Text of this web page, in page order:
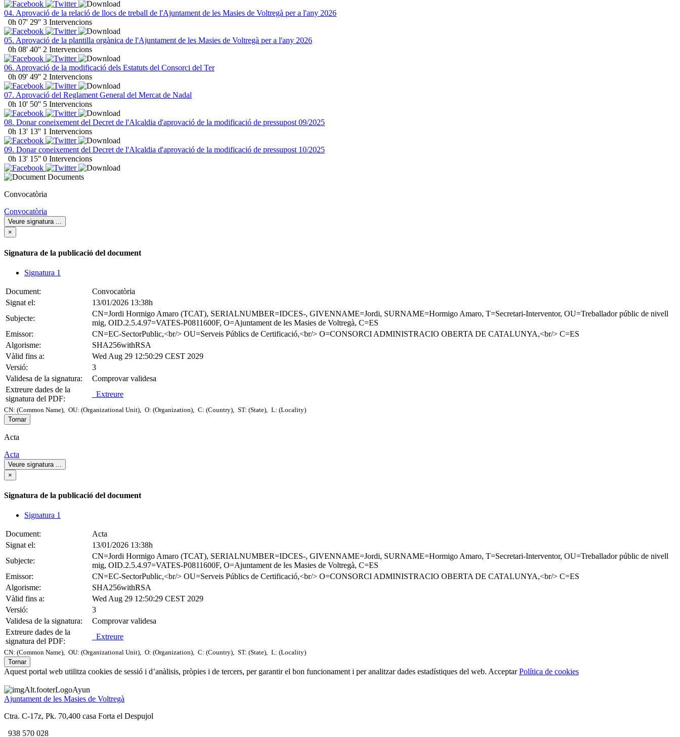
04. Aprovació de la relació de llocs de treball de l'Ajuntament de les Masies de Voltregà per a l'any 2026
0h 07' 29'' 3 Intervencions
05. Aprovació de la plantilla orgànica de l'Ajuntament de les Masies de Voltregà per a l'any 2026
0h 08' 40'' 2 Intervencions
06. Aprovació de la modificació dels Estatuts del Consorci del Ter
0h 09' 49'' 2 Intervencions
07. Aprovació del Reglament General del Mercat de Nadal
0h 10' 50'' 5 Intervencions
08. Donar coneixement del Decret de l'Alcaldia d'aprovació de la modificació de pressupost 09/2025
0h 13' 13'' 1 Intervencions
09. Donar coneixement del Decret de l'Alcaldia d'aprovació de la modificació de pressupost 10/2025
0h 13' 15'' 0 Intervencions
Documents
Convocatòria
Convocatòria
Veure signatura ...
×
Signatura de la publicació del document
Signatura 1
Document:
Convocatòria
Signat el:
13/01/2026 13:38h
Subjecte:
CN=Jordi Hormigo Amaro (TCAT), SERIALNUMBER=IDCES-, GIVENNAME=Jordi, SURNAME=Hormigo Amaro, T=Secretari-Interventor, OU=Treballador públic de nivell
mig, OID.2.5.4.97=VATES-P0811600F, O=Ajuntament de les Masies de Voltregà, C=ES
Emissor:
CN=EC-SectorPublic,<br/> OU=Serveis Públics de Certificació,<br/> O=CONSORCI ADMINISTRACIO OBERTA DE CATALUNYA,<br/> C=ES
Algorisme:
SHA256withRSA
Vàlid fins a:
Wed Aug 29 12:50:29 CEST 2029
Versió:
3
Validesa de la signatura:
Comprovar validesa
Extreure dades de la
signatura del PDF:
Extreure
CN: (Common Name), OU: (Organizational Unit), O: (Organization), C: (Country), ST: (State),
L: (Locality)
Tornar
Acta
Acta
Veure signatura
×
Signatura de la publicació del document
Signatura 1
Document:
Acta
Signat el:
13/01/2026 13:38h
Subjecte:
CN=Jordi Hormigo Amaro (TCAT), SERIALNUMBER=IDCES-, GIVENNAME=Jordi, SURNAME=Hormigo Amaro, T=Secretari-Interventor, OU=Treballador públic de nivell
mig, OID.2.5.4.97=VATES-P0811600F, O=Ajuntament de les Masies de Voltregà, C=ES
Emissor:
CN=EC-SectorPublic,<br/> OU=Serveis Públics de Certificació,<br/> O=CONSORCI ADMINISTRACIO OBERTA DE CATALUNYA,<br/> C=ES
Algorisme:
SHA256withRSA
Vàlid fins a:
Wed Aug 29 12:50:29 CEST 2029
Versió:
3
Validesa de la signatura:
Comprovar validesa
Extreure dades de la
signatura del PDF:
Extreure
CN: (Common Name), OU: (Organizational Unit), O: (Organization), C: (Country), ST: (State), L: (Locality)
Tornar
Aquest portal web utilitza cookies de sessió i d’anàlisis, pròpies i de tercers, per garantir el bon funcionament i per analitzar dades estadístiques del web. Acceptar Política de cookies
Ajuntament de les Masies de Voltregà
Ctra. C-17z, Pk. 70,400 casa Forta el Despujol
938 570 028